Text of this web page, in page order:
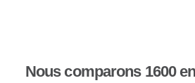
Nous comparons 1600